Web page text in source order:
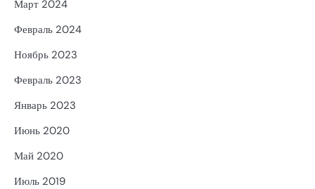
Март 2024
Февраль 2024
Ноябрь 2023
Февраль 2023
Январь 2023
Июнь 2020
Май 2020
Июль 2019